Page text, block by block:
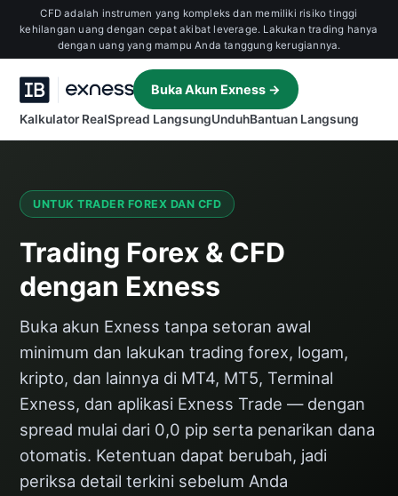
CFD adalah instrumen yang kompleks dan memiliki risiko tinggi
kehilangan uang dengan cepat akibat leverage. Lakukan trading hanya
dengan uang yang mampu Anda tanggung kerugiannya.
Kalkulator RealSpread LangsungUnduhBantuan Langsung
Buka Akun Exness →
UNTUK TRADER FOREX DAN CFD
Trading Forex & CFD
dengan Exness
Buka akun Exness tanpa setoran awal
minimum dan lakukan trading forex, logam,
kripto, dan lainnya di MT4, MT5, Terminal
Exness, dan aplikasi Exness Trade — dengan
spread mulai dari 0,0 pip serta penarikan dana
otomatis. Ketentuan dapat berubah, jadi
periksa detail terkini sebelum Anda